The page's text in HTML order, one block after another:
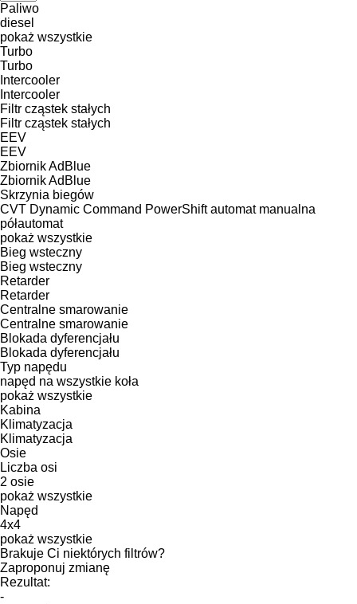
Paliwo
diesel
pokaż wszystkie
Turbo
Turbo
Intercooler
Intercooler
Filtr cząstek stałych
Filtr cząstek stałych
EEV
EEV
Zbiornik AdBlue
Zbiornik AdBlue
Skrzynia biegów
CVT Dynamic Command PowerShift automat manualna
półautomat
pokaż wszystkie
Bieg wsteczny
Bieg wsteczny
Retarder
Retarder
Centralne smarowanie
Centralne smarowanie
Blokada dyferencjału
Blokada dyferencjału
Typ napędu
napęd na wszystkie koła
pokaż wszystkie
Kabina
Klimatyzacja
Klimatyzacja
Osie
Liczba osi
2 osie
pokaż wszystkie
Napęd
4x4
pokaż wszystkie
Brakuje Ci niektórych filtrów?
Zaproponuj zmianę
Rezultat:
-